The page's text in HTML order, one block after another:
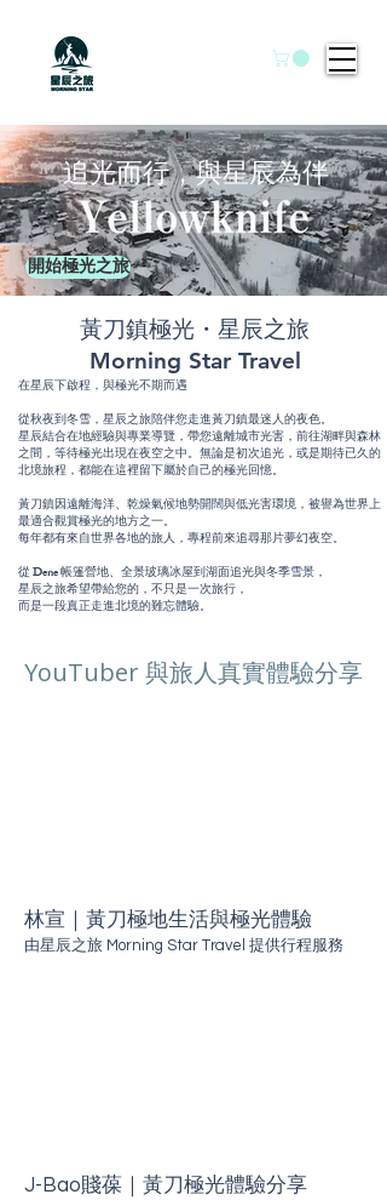
黃刀鎮極光・星辰之旅
Morning Star Travel
在星辰下啟程，與極光不期而遇
從秋夜到冬雪，星辰之旅陪伴您走進黃刀鎮最迷人的夜色。
星辰結合在地經驗與專業導覽，帶您遠離城市光害，前往湖畔與森林
之間，等待極光出現在夜空之中。無論是初次追光，或是期待已久的
北境旅程，都能在這裡留下屬於自己的極光回憶。
黃刀鎮因遠離海洋、乾燥氣候地勢開闊與低光害環境，被譽為世界上
最適合觀賞極光的地方之一。
每年都有來自世界各地的旅人，專程前來追尋那片夢幻夜空。
從 Dene 帳篷營地、全景玻璃冰屋到湖面追光與冬季雪景，
星辰之旅希望帶給您的，不只是一次旅行，
而是一段真正走進北境的難忘體驗。​​
追光而行，與星辰為伴
開始極光之旅
YouTuber 與旅人真實體驗分享
林宣｜黃刀極地生活與極光體驗
由星辰之旅 Morning Star Travel 提供行程服務
J-Bao賤葆｜黃刀極光體驗分享